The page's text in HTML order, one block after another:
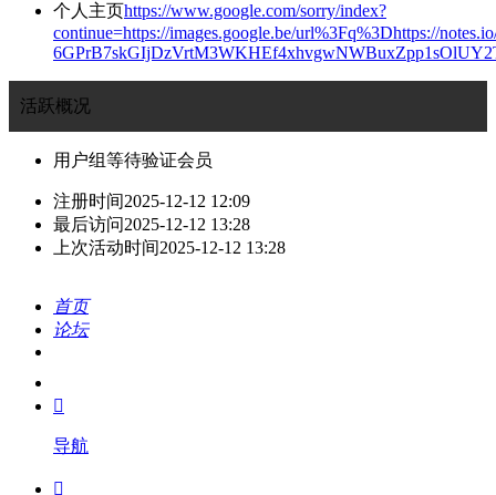
个人主页https://www.google.com/sorry/index?
continue=https://images.google.be/url%3Fq%3Dhttps://
活跃概况
用户组等待验证会员
注册时间2025-12-12 12:09
最后访问2025-12-12 13:28
上次活动时间2025-12-12 13:28
首页
论坛
我的

导航
